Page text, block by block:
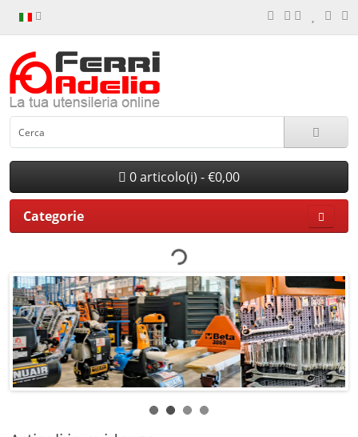
0 articolo(i) - €0,00
Categorie